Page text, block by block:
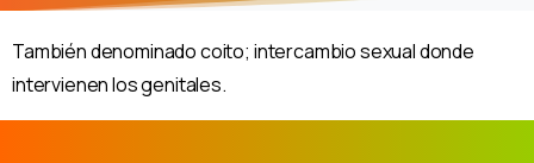
También denominado coito; intercambio sexual donde
intervienen los genitales.